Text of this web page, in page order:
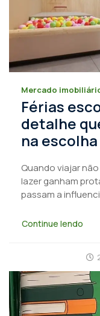
Mercado
Férias
detalhe
na
Quando viajar
lazer ganham
passam a
Continue lendo